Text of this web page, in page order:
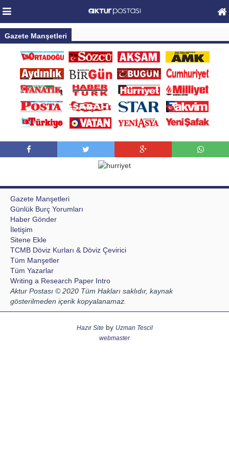
Gazete Manşetleri
Gazete Manşetleri
Günlük Burç Yorumları
Haber Gönder
İletişim
Sitene Ekle
TCMB Döviz Kurları & Döviz Çevirici
Tüm Manşetler
Tüm Yazarlar
Writing a Research Paper Intro
Aktur Postası © 2020 Tüm Hakları saklıdır, kaynak
gösterilmeden içerik kopyalanamaz.
Hazır Siteby Uzman Tescil
webmaster